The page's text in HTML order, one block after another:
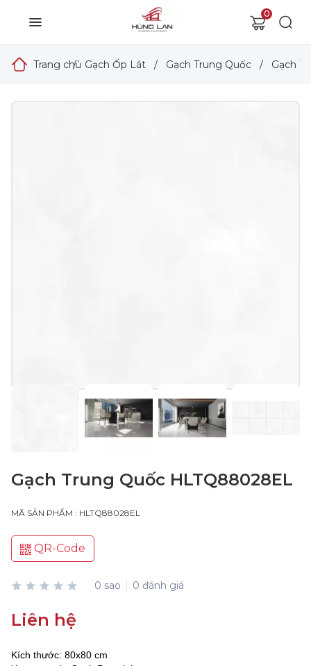
0
Trang chủ
/ Gạch Ốp Lát / Gạch Trung Quốc / Gạch
Gạch Trung Quốc HLTQ88028EL
MÃ SẢN PHẨM : HLTQ88028EL
QR-Code
0 sao 0 đánh giá
Liên hệ
Kích thước: 80x80 cm